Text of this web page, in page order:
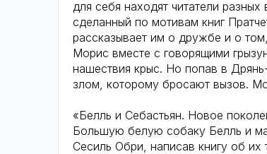
для себя находят читатели
сделанный по мотивам книг
рассказывает им о дружбе и о
Морис вместе с говорящими
нашествия крыс. Но попав в
злом, которому бросают вызов.
«Белль и Себастьян. Новое
Большую белую собаку Белль и
Сесиль Обри, написав книгу об